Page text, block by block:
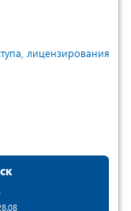
лицензирования